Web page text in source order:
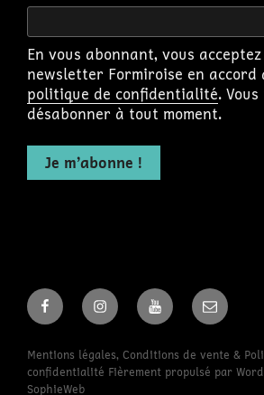
En vous abonnant, vous
newsletter Formiroise en accord
politique de confidentialité.
désabonner à tout moment.
FacebookInstagramYoutubeEmail
Mentions légales, Conditions de vente &
confidentialité Fièrement propulsé par
SophieWeb